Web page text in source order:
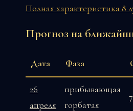
Полная характеристика 8
Прогноз на
Дата Фаза
26
апреля
прибывающая
горбатая